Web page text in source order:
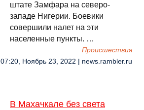
штате Замфара на северо-
западе Нигерии. Боевики
совершили налет на эти
населенные пункты. …
Происшествия
07:20, Ноябрь 23, 2022 | news.rambler.ru
В Махачкале без света